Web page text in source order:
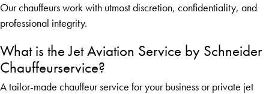
Our chauffeurs work with utmost discretion, confidentiality, and
professional integrity.
What is the Jet Aviation Service by Schneider
Chauffeurservice?
A tailor-made chauffeur service for your business or private jet